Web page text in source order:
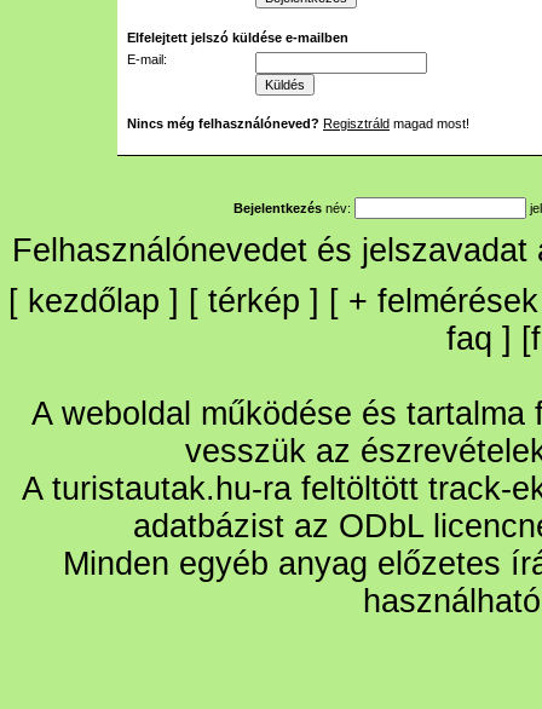
Elfelejtett jelszó küldése e-mailben
E-mail:
Nincs még felhasználóneved? Regisztráld magad most!
Bejelentkezés név:
Felhasználónevedet és
[ kezdőlap ] [ térkép ] [ + felmérések
faq ] [
A weboldal működése és
vesszük az
A turistautak.hu-ra feltöltött track-
adatbázist az ODbL
Minden egyéb anyag előzetes